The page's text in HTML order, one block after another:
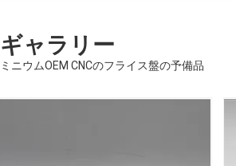
ギャラリー
ニウムOEM CNCのフライス盤の予備品